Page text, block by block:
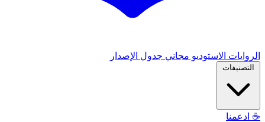
الروايات الاستوديو مجاني جدول الإصدار
التصنيفات
☕ ادعمنا